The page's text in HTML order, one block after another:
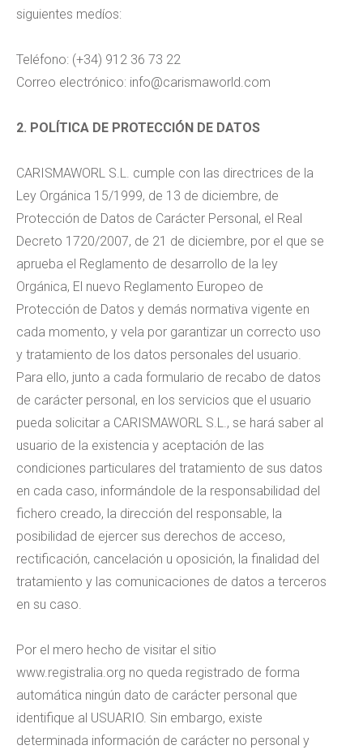
siguientes medíos:
Teléfono: (+34) 912 36 73 22
Correo electrónico: info@carismaworld.com
2. POLÍTICA DE PROTECCIÓN DE DATOS
CARISMAWORL S.L. cumple con las directrices de la
Ley Orgánica 15/1999, de 13 de diciembre, de
Protección de Datos de Carácter Personal, el Real
Decreto 1720/2007, de 21 de diciembre, por el que se
aprueba el Reglamento de desarrollo de la ley
Orgánica, El nuevo Reglamento Europeo de
Protección de Datos y demás normativa vigente en
cada momento, y vela por garantizar un correcto uso
y tratamiento de los datos personales del usuario.
Para ello, junto a cada formulario de recabo de datos
de carácter personal, en los servicios que el usuario
pueda solicitar a CARISMAWORL S.L., se hará saber al
usuario de la existencia y aceptación de las
condiciones particulares del tratamiento de sus datos
en cada caso, informándole de la responsabilidad del
fichero creado, la dirección del responsable, la
posibilidad de ejercer sus derechos de acceso,
rectificación, cancelación u oposición, la finalidad del
tratamiento y las comunicaciones de datos a terceros
en su caso.
Por el mero hecho de visitar el sitio
www.registralia.org no queda registrado de forma
automática ningún dato de carácter personal que
identifique al USUARIO. Sin embargo, existe
determinada información de carácter no personal y